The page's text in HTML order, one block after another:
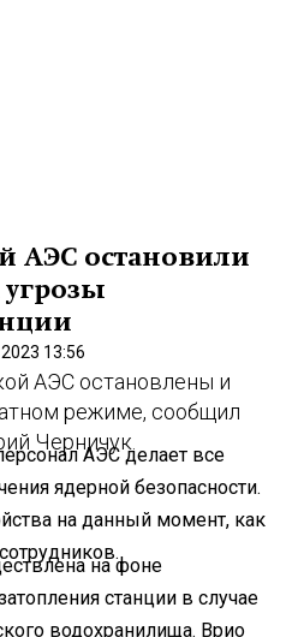
АЭС остановили
угрозы
13:56
АЭС остановлены и
режиме, сообщил
Черничук.
АЭС делает все
ядерной безопасности.
на данный момент, как
на фоне
станции в случае
водохранилища. Врио